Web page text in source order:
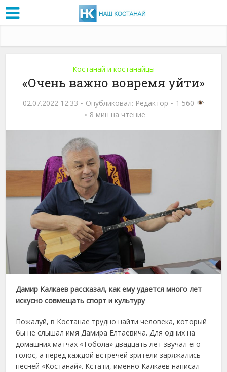
Костанай и костанайцы
«Очень важно вовремя уйти»
02.07.2022 12:33 Опубликовал: Редактор
1 560
8 мин на чтение
Дамир Калкаев рассказал, как ему удается много лет
искусно совмещать спорт и культуру
Пожалуй, в Костанае трудно найти человека, который
бы не слышал имя Дамира Елтаевича. Для одних на
домашних матчах «Тобола» двадцать лет звучал его
голос, а перед каждой встречей зрители заряжались
песней «Костанай». Кстати, именно Калкаев написал